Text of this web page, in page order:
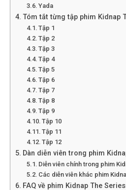
Yada
Tóm tắt từng tập phim Kidnap
Tập 1
Tập 2
Tập 3
Tập 4
Tập 5
Tập 6
Tập 7
Tập 8
Tập 9
Tập 10
Tập 11
Tập 12
Dàn diễn viên trong phim
Diễn viên chính trong phim
Các diễn viên khác phim
FAQ về phim Kidnap The Series